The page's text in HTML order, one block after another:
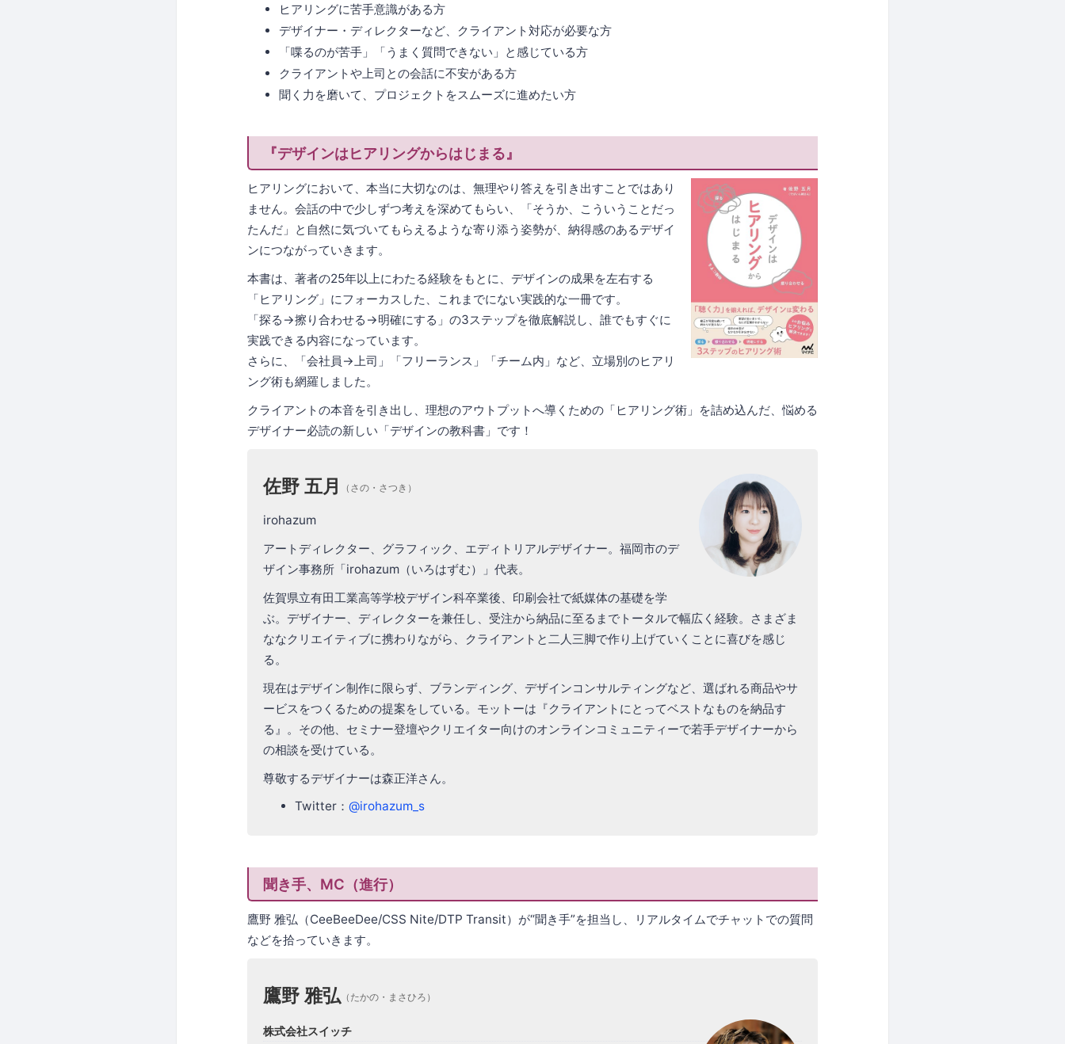
ヒアリングに苦手意識がある方
デザイナー・ディレクターなど、クライアント対応が必要な方
「喋るのが苦手」「うまく質問できない」と感じている方
クライアントや上司との会話に不安がある方
聞く力を磨いて、プロジェクトをスムーズに進めたい方
『デザインはヒアリングからはじまる』
ヒアリングにおいて、本当に大切なのは、無理やり答えを引き出すことではあり
ません。会話の中で少しずつ考えを深めてもらい、「そうか、こういうことだっ
たんだ」と自然に気づいてもらえるような寄り添う姿勢が、納得感のあるデザイ
ンにつながっていきます。
本書は、著者の25年以上にわたる経験をもとに、デザインの成果を左右する
「ヒアリング」にフォーカスした、これまでにない実践的な一冊です。
「探る→擦り合わせる→明確にする」の3ステップを徹底解説し、誰でもすぐに
実践できる内容になっています。
さらに、「会社員→上司」「フリーランス」「チーム内」など、立場別のヒアリ
ング術も網羅しました。
クライアントの本音を引き出し、理想のアウトプットへ導くための「ヒアリング術」を詰め込んだ、悩める
デザイナー必読の新しい「デザインの教科書」です！
佐野 五月 （さの・さつき）
irohazum
アートディレクター、グラフィック、エディトリアルデザイナー。福岡市のデ
ザイン事務所「irohazum（いろはずむ）」代表。
佐賀県立有田工業高等学校デザイン科卒業後、印刷会社で紙媒体の基礎を学
ぶ。デザイナー、ディレクターを兼任し、受注から納品に至るまでトータルで幅広く経験。さまざま
ななクリエイティブに携わりながら、クライアントと二人三脚で作り上げていくことに喜びを感じ
る。
現在はデザイン制作に限らず、ブランディング、デザインコンサルティングなど、選ばれる商品やサ
ービスをつくるための提案をしている。モットーは『クライアントにとってベストなものを納品す
る』。その他、セミナー登壇やクリエイター向けのオンラインコミュニティーで若手デザイナーから
の相談を受けている。
尊敬するデザイナーは森正洋さん。
Twitter： @irohazum_s
聞き手、MC（進行）
鷹野 雅弘（CeeBeeDee/CSS Nite/DTP Transit）が“聞き手”を担当し、リアルタイムでチャットでの質問
などを拾っていきます。
鷹野 雅弘 （たかの・まさひろ）
株式会社スイッチ